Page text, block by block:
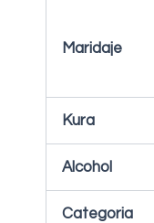
Maridaje
Kura
Alcohol
Categoria